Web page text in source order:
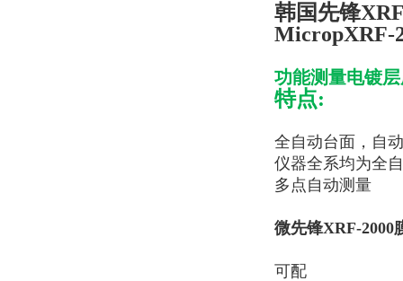
韩国先锋
MicropXRF-
功能测量电镀
特点:
全自动台面，自
仪器全系均为全
多点自动测量
微先锋XRF-2000
可配